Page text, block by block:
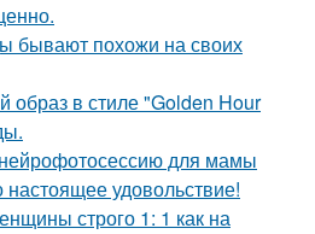
бывают похожи на своих
образ в стиле "Golden Hour
для мамы
удовольствие!
строго 1: 1 как на